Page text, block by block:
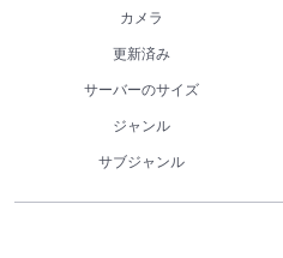
カメラ
更新済み
サーバーのサイズ
ジャンル
サブジャンル